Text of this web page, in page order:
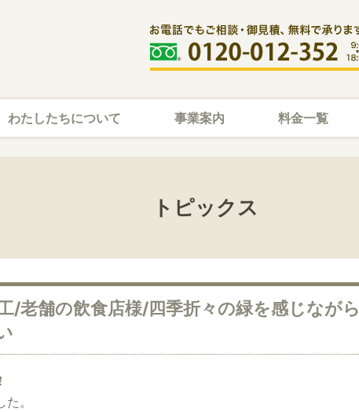
わたしたちについて 事業案内 料金一覧
トピックス
/老舗の飲食店様/四季折々の緑を感じながら
。